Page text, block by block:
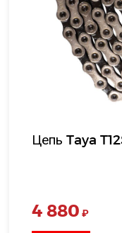
Цепь Taya
4 880 ₽